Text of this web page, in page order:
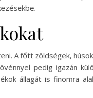
A főtt zöldségek,
pedig igazán
állagát is finomra